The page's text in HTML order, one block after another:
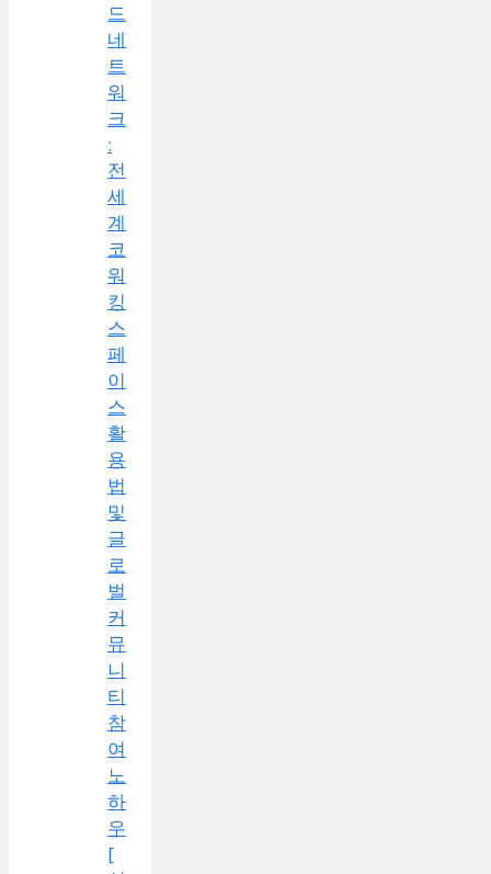
드
네
트
워
크
:
전
세
계
코
워
킹
스
페
이
스
활
용
법
및
글
로
벌
커
뮤
니
티
참
여
노
하
우
[